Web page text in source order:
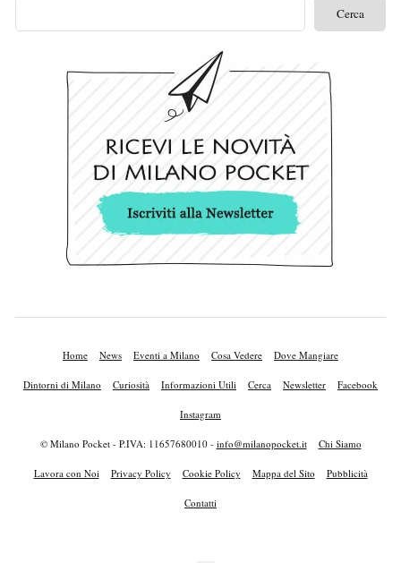
Home News Eventi a Milano Cosa Vedere Dove Mangiare
Dintorni di Milano Curiosità Informazioni Utili Cerca Newsletter Facebook
Instagram
© Milano Pocket - P.IVA: 11657680010 - info@milanopocket.it Chi Siamo
Lavora con Noi Privacy Policy Cookie Policy Mappa del Sito Pubblicità
Contatti